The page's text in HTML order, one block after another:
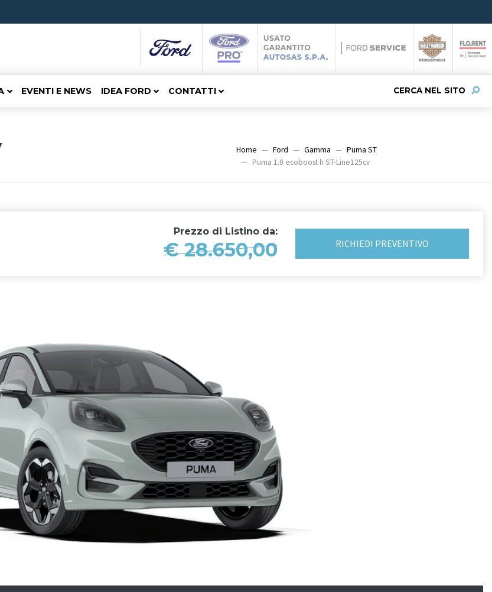
CERCA NEL SITO
EVENTI E NEWS IDEA FORD CONTATTI
Home Ford Gamma
Puma ST
Puma 1.0 ecoboost h ST-Line125cv
Prezzo di Listino da:
€ 28.650,00 RICHIEDI PREVENTIVO